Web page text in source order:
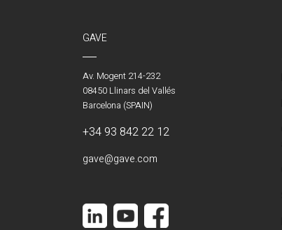
GAVE
Av. Mogent 214-232
08450 Llinars del Vallés
Barcelona (SPAIN)
+34 93 842 22 12
gave@gave.com